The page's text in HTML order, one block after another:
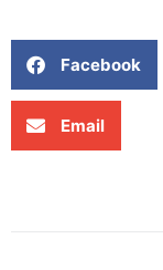
Facebook
Email